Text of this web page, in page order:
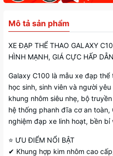
Mô tả sản phẩm
XE ĐẠP THỂ THAO GALAXY
HÌNH MẠNH, GIÁ CỰC HẤP DẪN
Galaxy C100 là mẫu xe đạp
học sinh, sinh viên và người
khung nhôm siêu nhẹ, bộ
hệ thống phanh đĩa cơ an toàn,
nghiệm đạp xe linh hoạt, bền bỉ
⭐ ƯU ĐIỂM NỔI BẬT
✔ Khung hợp kim nhôm cao